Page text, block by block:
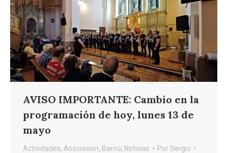
AVISO IMPORTANTE: Cambio en la
programación de hoy, lunes 13 de
mayo
Actividades, Asociación, Barrio, Noticias PorSergio